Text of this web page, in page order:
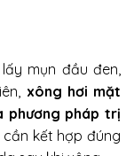
mụn đầu đen,
xông hơi mặt
phương pháp trị
kết hợp đúng